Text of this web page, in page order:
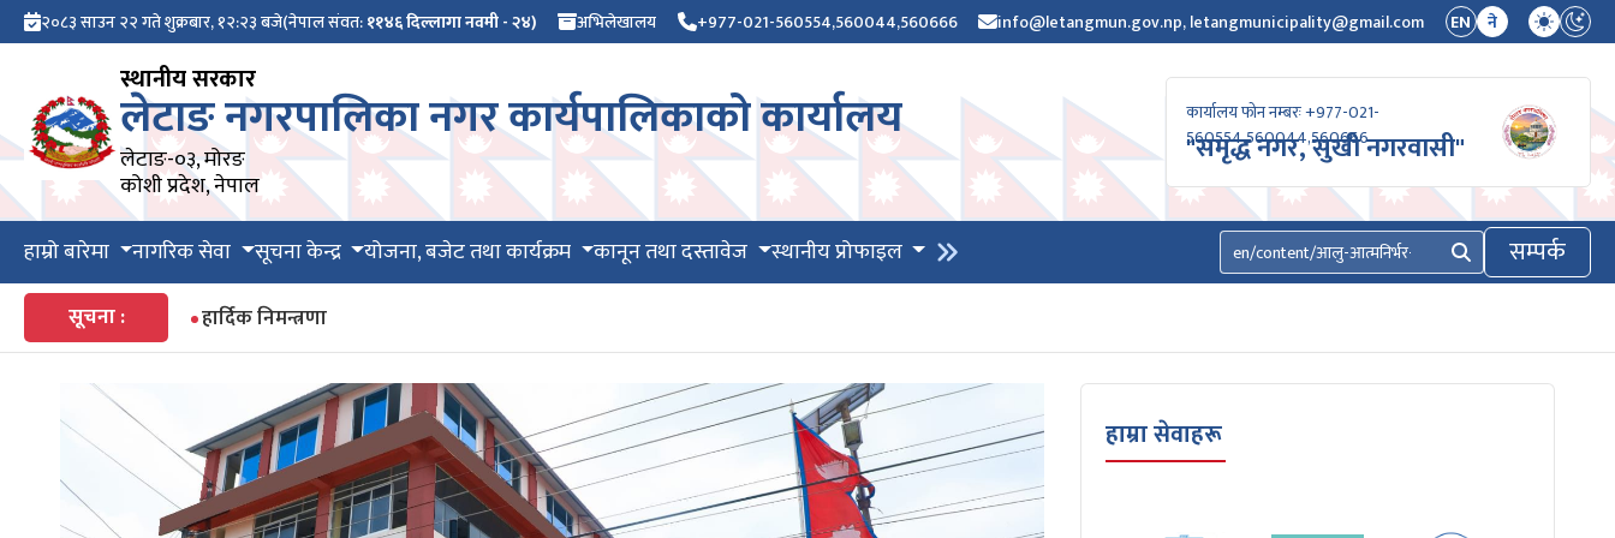
२०८३ साउन २२ गते शुक्रबार, १२:२३ बजे(नेपाल संवत:११४६ दिल्लागा नवमी - २४) अभिलेखालय +977-021-560554,560044,560666 info@letangmun.gov.np, letangmunicipality@gmail.com EN ने
स्थानीय सरकार
लेटाङ नगरपालिका नगर कार्यपालिकाको कार्यालय
लेटाङ-०३, मोरङ
कोशी प्रदेश, नेपाल
कार्यालय फोन नम्बरः +977-021-
560554,560044,560666
"समृद्ध नगर, सुखी नगरवासी"
हाम्रो बारेमा नागरिक सेवा सूचना केन्द्र योजना, बजेट तथा कार्यक्रम कानून तथा दस्तावेज स्थानीय प्रोफाइल खोज्नुहोस् सम्पर्क
सूचना : हार्दिक निमन्त्रणा
हाम्रा सेवाहरू